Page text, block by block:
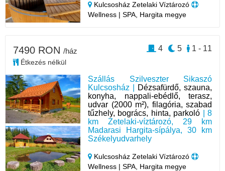
Kulcsosház Zetelaki Víztározó
Wellness | SPA, Hargita megye
Szállás Szilveszter Sikaszó
Kulcsosház |
Dézsafürdő, szauna,
konyha, nappali-ebédlő, terasz,
udvar (2000 m²), filagória, szabad
tűzhely, bogrács, hinta, parkoló | 8
km Zetelaki-víztározó, 29 km
Madarasi Hargita-sípálya, 30 km
Székelyudvarhely
Kulcsosház Zetelaki Víztározó
Wellness | SPA, Hargita megye
7490 RON /ház
Étkezés nélkül
1 - 11
5
4